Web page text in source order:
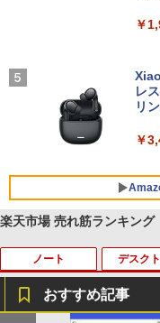
￥
レ
リ
￥
￥
by
富
ッ
薬
ン
￥
楽天市場 売れ筋ランキング
ノート デスク
おすすめ記事